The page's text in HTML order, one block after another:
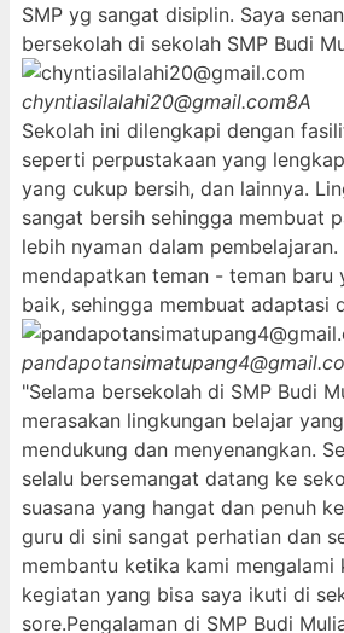
SMP yg sangat disiplin. Saya
bersekolah di sekolah SMP Budi
chyntiasilalahi20@gmail.com8A
Sekolah ini dilengkapi dengan
seperti perpustakaan yang
yang cukup bersih, dan lainnya.
sangat bersih sehingga membuat
lebih nyaman dalam
mendapatkan teman - teman baru
baik, sehingga membuat adaptasi
"Selama bersekolah di SMP Budi
merasakan lingkungan belajar
mendukung dan menyenangkan.
selalu bersemangat datang ke
suasana yang hangat dan penuh
guru di sini sangat perhatian dan
membantu ketika kami mengalami
kegiatan yang bisa saya ikuti di
sore.Pengalaman di SMP Budi